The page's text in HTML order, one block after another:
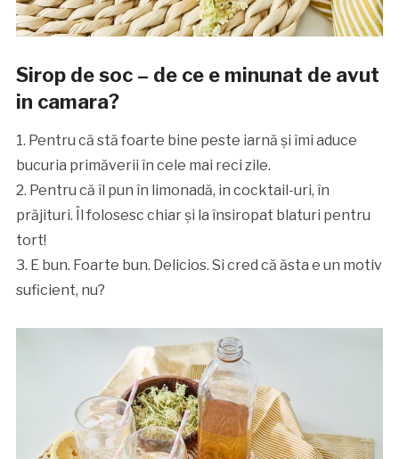
Sirop de soc – de ce e minunat de avut
in camara?
1. Pentru că stă foarte bine peste iarnă și îmi aduce
bucuria primăverii în cele mai reci zile.
2. Pentru că îl pun în limonadă, in cocktail-uri, în
prăjituri. Îl folosesc chiar și la însiropat blaturi pentru
tort!
3. E bun. Foarte bun. Delicios. Si cred că ăsta e un motiv
suficient, nu?